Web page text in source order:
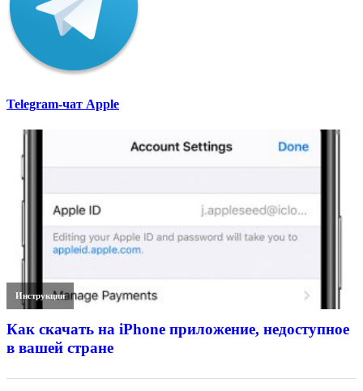
Telegram-чат Apple
Инструкции
Как скачать на iPhone приложение, недоступное
в вашей стране